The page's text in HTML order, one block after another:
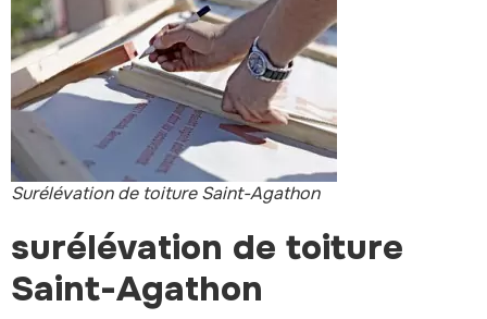
Surélévation de toiture Saint-Agathon
surélévation de toiture
Saint-Agathon